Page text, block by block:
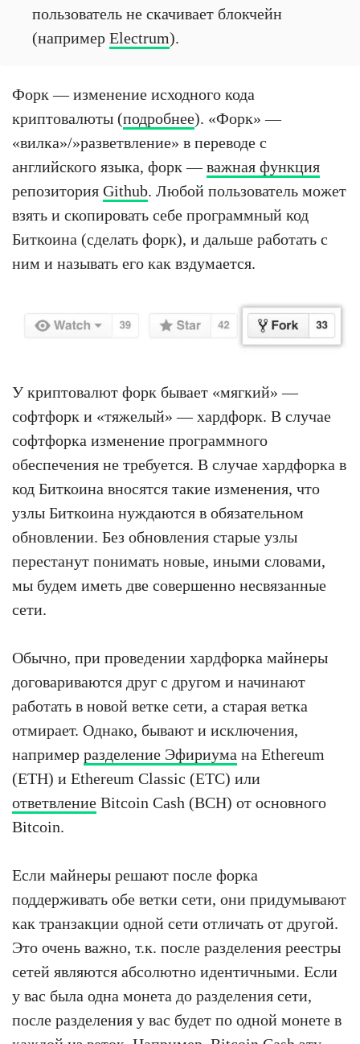
пользователь не скачивает блокчейн
(например Electrum).
Форк — изменение исходного кода
криптовалюты (подробнее). «Форк» —
«вилка»/»разветвление» в переводе с
английского языка, форк —важная функция
репозитория Github. Любой пользователь может
взять и скопировать себе программный код
Биткоина (сделать форк), и дальше работать с
ним и называть его как вздумается.
У криптовалют форк бывает «мягкий» —
софтфорк и «тяжелый» — хардфорк. В случае
софтфорка изменение программного
обеспечения не требуется. В случае хардфорка в
код Биткоина вносятся такие изменения, что
узлы Биткоина нуждаются в обязательном
обновлении. Без обновления старые узлы
перестанут понимать новые, иными словами,
мы будем иметь две совершенно несвязанные
сети.
Обычно, при проведении хардфорка майнеры
договариваются друг с другом и начинают
работать в новой ветке сети, а старая ветка
отмирает. Однако, бывают и исключения,
например разделение Эфириума на Ethereum
(ETH) и Ethereum Classic (ETC) или
ответвление Bitcoin Cash (BCH) от основного
Bitcoin.
Если майнеры решают после форка
поддерживать обе ветки сети, они придумывают
как транзакции одной сети отличать от другой.
Это очень важно, т.к. после разделения реестры
сетей являются абсолютно идентичными. Если
у вас была одна монета до разделения сети,
после разделения у вас будет по одной монете в